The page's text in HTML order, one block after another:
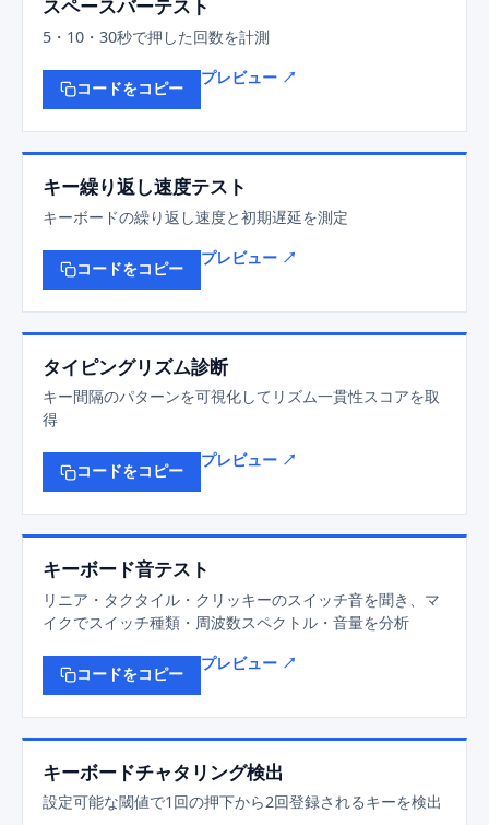
スペースバーテスト
5・10・30秒で押した回数を計測
コードをコピー
プレビュー ↗
キー繰り返し速度テスト
キーボードの繰り返し速度と初期遅延を測定
コードをコピー
プレビュー ↗
タイピングリズム診断
キー間隔のパターンを可視化してリズム一貫性スコアを取
得
コードをコピー
プレビュー ↗
キーボード音テスト
リニア・タクタイル・クリッキーのスイッチ音を聞き、マ
イクでスイッチ種類・周波数スペクトル・音量を分析
コードをコピー
プレビュー ↗
キーボードチャタリング検出
設定可能な閾値で1回の押下から2回登録されるキーを検出